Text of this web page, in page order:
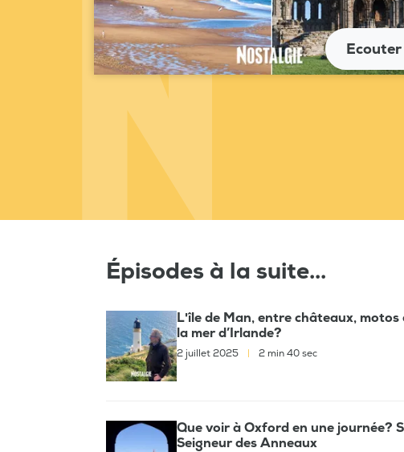
Ecouter
Épisodes à la suite...
L'île de Man, entre châteaux, motos
la mer d’Irlande?
2 juillet 2025 2 min 40 sec
Que voir à Oxford en une journée?
Seigneur des Anneaux